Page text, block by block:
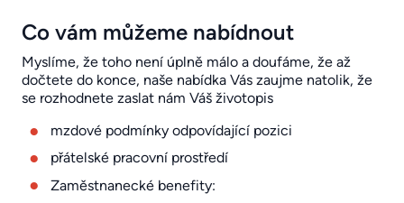
Co vám můžeme nabídnout
Myslíme, že toho není úplně málo a doufáme, že až
dočtete do konce, naše nabídka Vás zaujme natolik, že
se rozhodnete zaslat nám Váš životopis
mzdové podmínky odpovídající pozici
přátelské pracovní prostředí
Zaměstnanecké benefity: